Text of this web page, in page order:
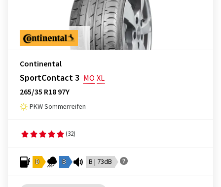
Continental
SportContact 3 MO XL
265/35 R18 97Y
PKW Sommerreifen
(32)
D B B | 73dB